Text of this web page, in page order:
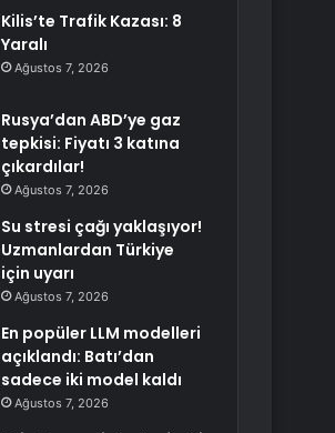
Kilis’te Trafik Kazası: 8
Yaralı
Ağustos 7, 2026
Rusya’dan ABD’ye gaz
tepkisi: Fiyatı 3 katına
çıkardılar!
Ağustos 7, 2026
Su stresi çağı yaklaşıyor!
Uzmanlardan Türkiye
için uyarı
Ağustos 7, 2026
En popüler LLM modelleri
açıklandı: Batı’dan
sadece iki model kaldı
Ağustos 7, 2026